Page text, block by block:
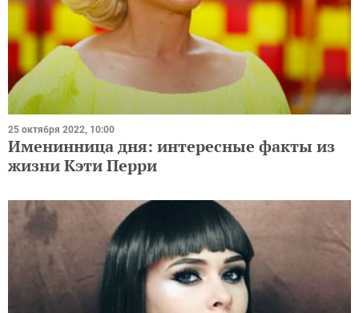
25 октября 2022, 10:00
Именинница дня: интересные факты из
жизни Кэти Перри